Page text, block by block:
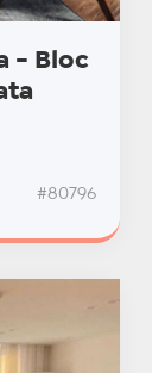
- Bloc
#80796